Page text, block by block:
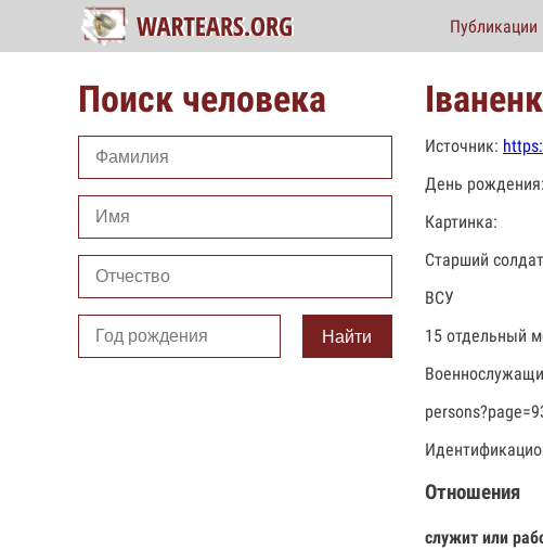
Публикации
Поиск человека
Найти
Источник:
День рождения:
Картинка:
Старший солдат
ВСУ
15 отдельный
Отношения
служит или